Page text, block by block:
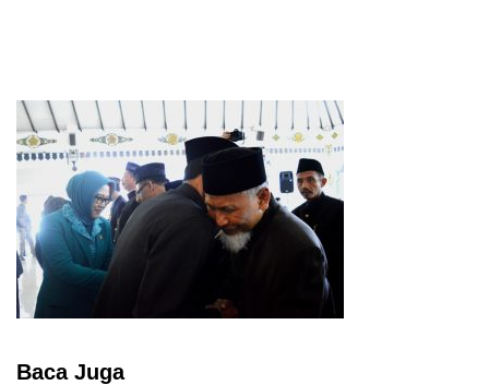
Baca Juga